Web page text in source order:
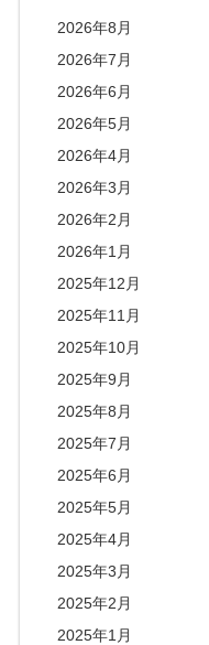
2026年8月
2026年7月
2026年6月
2026年5月
2026年4月
2026年3月
2026年2月
2026年1月
2025年12月
2025年11月
2025年10月
2025年9月
2025年8月
2025年7月
2025年6月
2025年5月
2025年4月
2025年3月
2025年2月
2025年1月